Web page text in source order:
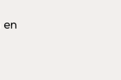
en